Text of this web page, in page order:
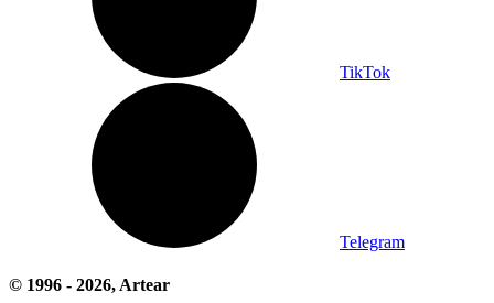
TikTok
Telegram
© 1996 - 2026, Artear